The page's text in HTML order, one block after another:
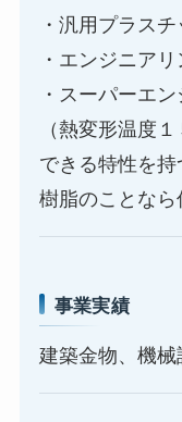
・汎用プラスチ
・エンジニア
・スーパーエ
（熱変形温度
できる特性を持
樹脂のことなら
事業実績
建築金物、機